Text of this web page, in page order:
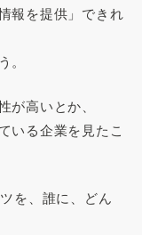
報を提供」できれ
が高いとか、
いる企業を見たこ
を、誰に、どん